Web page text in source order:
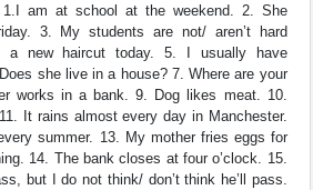
am at school at the weekend. 2. She
3. My students are not/ aren’t hard
a new haircut today. 5. I usually have
she live in a house? 7. Where are your
works in a bank. 9. Dog likes meat. 10.
It rains almost every day in Manchester.
summer. 13. My mother fries eggs for
14. The bank closes at four o’clock. 15.
but I do not think/ don’t think he’ll pass.